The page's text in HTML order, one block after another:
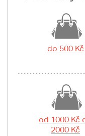
do 500 Kč
od 1000 Kč
2000 Kč